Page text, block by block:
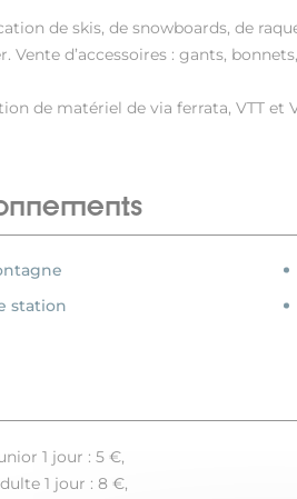
de skis, de snowboards, de
Vente d’accessoires : gants,
de matériel de via ferrata, VTT et
station
1 jour : 5 €,
1 jour : 8 €,